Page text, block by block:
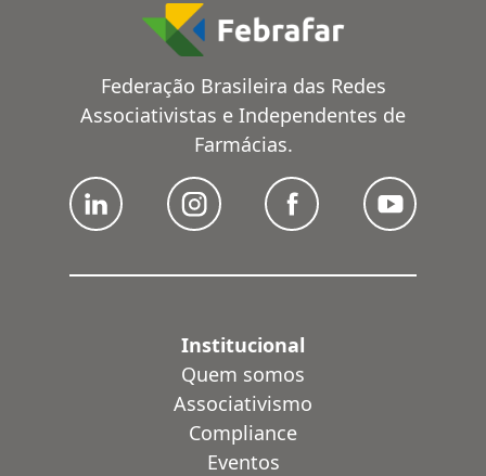
Federação Brasileira das Redes
Associativistas e Independentes de
Farmácias.
Institucional
Quem somos
Associativismo
Compliance
Eventos